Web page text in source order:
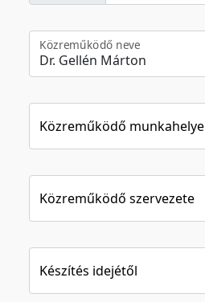
Közreműködő neve
Közreműködő munkahelye
Közreműködő szervezete
Készítés idejétől